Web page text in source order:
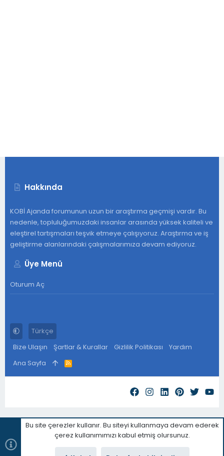
Hakkında
KOBİ Ajanda forumunun uzun bir araştırma geçmişi vardır. Bu
nedenle, topluluğumuzdaki insanlar arasında yüksek kaliteli ve
eleştirel tartışmaları teşvik etmeye çalışıyoruz. Araştırma ve iş
geliştirme alanlarındaki çalışmalarımıza devam ediyoruz.
Üye Menü
Oturum Aç
Türkçe
Bize Ulaşın
Şartlar & Kurallar Gizlilik Politikası
Yardım
Ana Sayfa
R
S
S
Bu site çerezler kullanır. Bu siteyi kullanmaya devam ederek
çerez kullanımımızı kabul etmiş olursunuz.